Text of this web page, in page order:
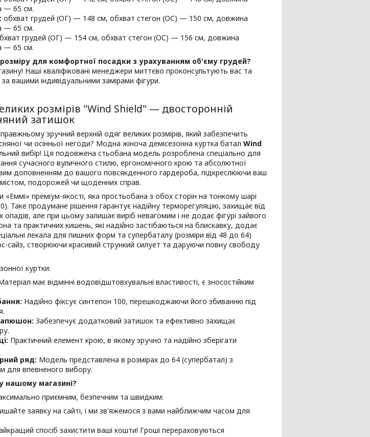
— 65 см.
обхват грудей (ОГ) — 148 см, обхват стегон (ОС) — 150 см, довжина
— 65 см.
грудей (ОГ) — 154 см, обхват стегон (ОС) — 156 см, довжина
— 65 см.
для комфортної посадки з урахуванням об'єму грудей?
Наші кваліфіковані менеджери миттєво проконсультують вас та
вашими індивідуальними замірами фігури.
розмірів "Wind Shield" — двосторонній
затишок
зручний верхній одяг великих розмірів, який забезпечить
чи осінньої негоди? Модна жіноча демісезонна куртка батал Wind
вибір! Ця подовжена стьобана модель розроблена спеціально для
сучасного вуличного стилю, ергономічного крою та абсолютної
доповненням до вашого повсякденного гардероба, підкреслюючи ваш
подорожей чи щоденних справ.
«Еммі» преміум-якості, яка простьобана з обох сторін на тонкому шарі
Таке продумане рішення гарантує надійну терморегуляцію, захищає від
опадів, але при цьому залишає виріб невагомим і не додає фігурі зайвого
та практичних кишень, які надійно застібаються на блискавку, додає
лекала для пишних форм та супербаталу (розміри від 48 до 64)
сайз, створюючи красивий стрункий силует та даруючи повну свободу
куртки:
має відмінні водовідштовхувальні властивості, є зносостійким
Надійно фіксує синтепон 100, перешкоджаючи його збиванню під
Забезпечує додатковий затишок та ефективно захищає
Практичний елемент крою, в якому зручно та надійно зберігати
ряд: Модель представлена в розмірах до 64 (супербатал) з
для впевненого вибору.
нашому магазині?
приємним, безпечним та швидким:
заявку на сайті, і ми зв'яжемося з вами найближчим часом для
спосіб захистити ваші кошти! Гроші перераховуються